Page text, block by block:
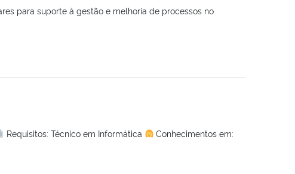
para suporte à gestão e melhoria de processos no
Requisitos: Técnico em Informática
Conhecimentos em: